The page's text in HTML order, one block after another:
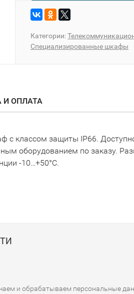
Категории:
Специализированные шкафы
И ОПЛАТА
с классом защиты IP66.
оборудованием по заказу.
-10…+50°С.
и обрабатываем персональные